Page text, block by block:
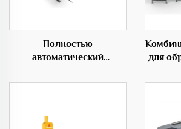
Полностью
автоматический
гибки 50C
для